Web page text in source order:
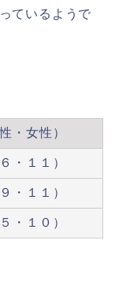
ているようで
・女性）
・１１）
・１１）
・１０）